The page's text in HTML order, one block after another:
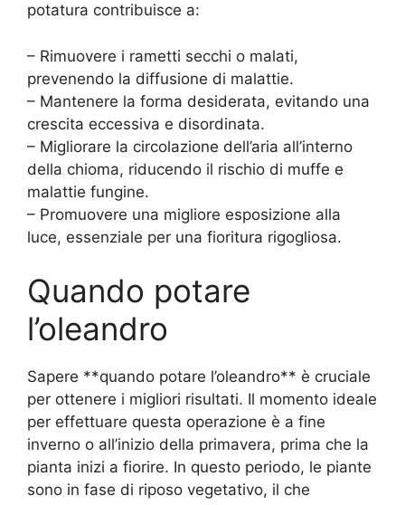
potatura contribuisce a:
– Rimuovere i rametti secchi o malati,
prevenendo la diffusione di malattie.
– Mantenere la forma desiderata, evitando una
crescita eccessiva e disordinata.
– Migliorare la circolazione dell’aria all’interno
della chioma, riducendo il rischio di muffe e
malattie fungine.
– Promuovere una migliore esposizione alla
luce, essenziale per una fioritura rigogliosa.
Quando potare
l’oleandro
Sapere **quando potare l’oleandro** è cruciale
per ottenere i migliori risultati. Il momento ideale
per effettuare questa operazione è a fine
inverno o all’inizio della primavera, prima che la
pianta inizi a fiorire. In questo periodo, le piante
sono in fase di riposo vegetativo, il che